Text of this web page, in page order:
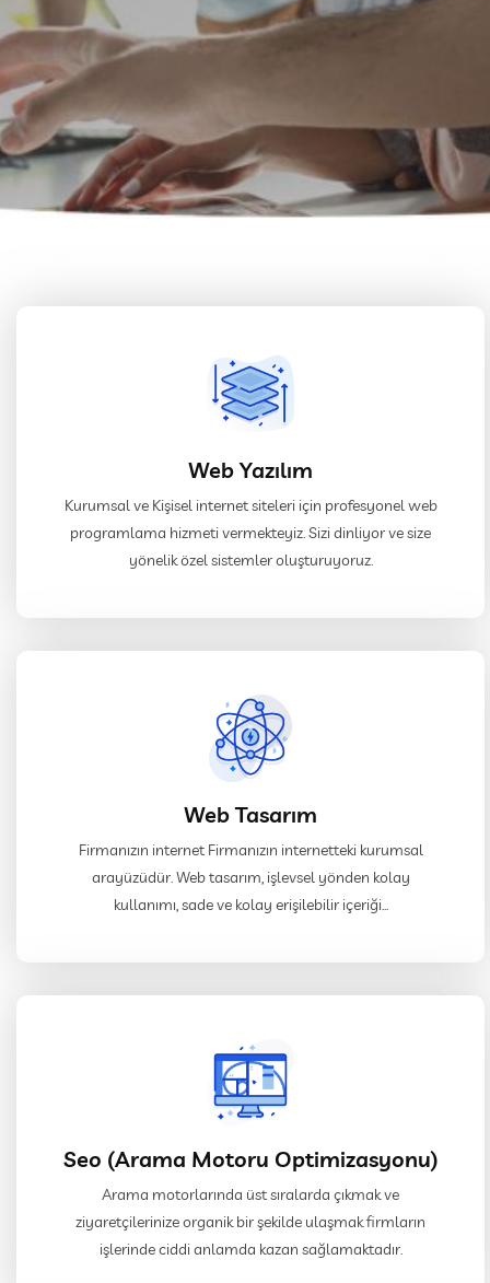
Web Yazılım
Kurumsal ve Kişisel internet siteleri için profesyonel web
programlama hizmeti vermekteyiz. Sizi dinliyor ve size
yönelik özel sistemler oluşturuyoruz.
Web Tasarım
Firmanızın internet Firmanızın internetteki kurumsal
arayüzüdür. Web tasarım, işlevsel yönden kolay
kullanımı, sade ve kolay erişilebilir içeriği...
Seo (Arama Motoru Optimizasyonu)
Arama motorlarında üst sıralarda çıkmak ve
ziyaretçilerinize organik bir şekilde ulaşmak firmların
işlerinde ciddi anlamda kazan sağlamaktadır.